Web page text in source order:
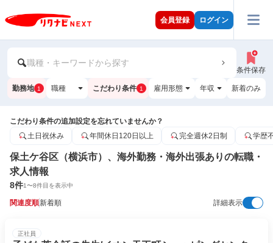
会員登録 ログイン
職種・キーワードから探す
条件保存
勤務地 1 職種 こだわり条件 1 雇用形態 年収 新着のみ
こだわり条件の追加設定を忘れていませんか？
土日祝休み
年間休日120日以上 完全週休2日制 学歴
保土ケ谷区（横浜市）、海外勤務・海外出張ありの転職・
求人情報
8件1〜8件目を表示中
関連度順新着順 詳細表示
正社員